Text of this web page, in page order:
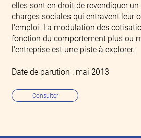
elles sont en droit de revendiquer
charges sociales qui entravent leur
l'emploi. La modulation des
fonction du comportement plus ou
l'entreprise est une piste à explorer.
Date de parution : mai 2013
Consulter